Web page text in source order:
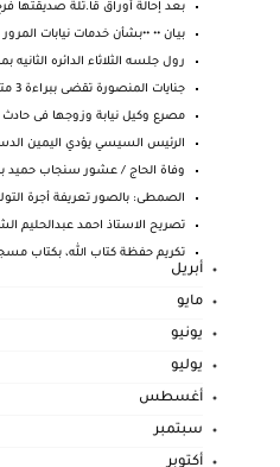
بعد إحالة أوراق قا.تلة صديقتها
بيـان •• ••بشأن خدمات نيابات
رول جلسه الثلاثاء الدائره الثانيه
جنايات المنصورة تقضى ببراءة 3 متهمين إحالة ضابطين ...
مصرع وكيل نيابة وزوجها فى حادث
الرئيس السيسي يؤدي اليمين
وفاة الحاج / عشور سنجاب حميد
الصمطى: بالصور تعريفة أجرة
تصريح الاستاذ احمد عبدالحليم
تكريم حفظة كتاب الله، بكتاب
أبريل
مايو
يونيو
يوليو
أغسطس
سبتمبر
أكتوبر